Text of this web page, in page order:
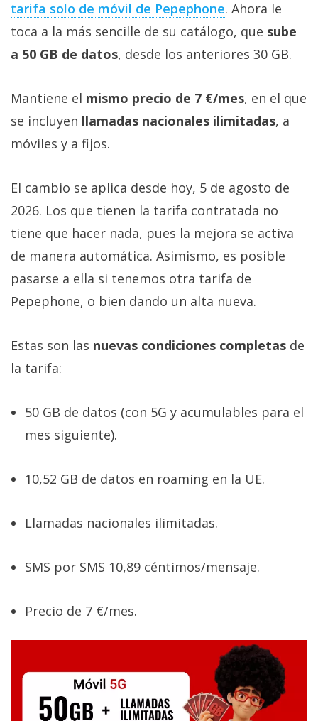
tarifa solo de móvil de Pepephone‎. Ahora le
toca a la más sencille de su catálogo, que sube
a 50 GB de datos, desde los anteriores 30 GB.
Mantiene el mismo precio de 7 €/mes, en el que
se incluyen llamadas nacionales ilimitadas, a
móviles y a fijos.
El cambio se aplica desde hoy, 5 de agosto de
2026. Los que tienen la tarifa contratada no
tiene que hacer nada, pues la mejora se activa
de manera automática. Asimismo, es posible
pasarse a ella si tenemos otra tarifa de
Pepephone, o bien dando un alta nueva.
Estas son las nuevas condiciones completas de
la tarifa:
50 GB de datos (con 5G y acumulables para el
mes siguiente).
10,52 GB de datos en roaming en la UE.
Llamadas nacionales ilimitadas.
SMS por SMS 10,89 céntimos/mensaje.
Precio de 7 €/mes.